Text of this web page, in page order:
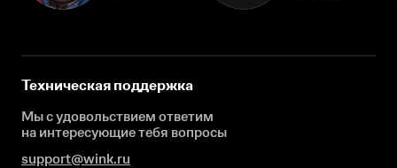
Техническая поддержка
Мы с удовольствием ответим
на интересующиетебя вопросы
support@wink.ru